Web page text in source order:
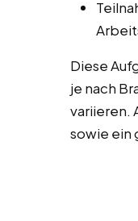
Diese
je nach
variieren.
sowie ein